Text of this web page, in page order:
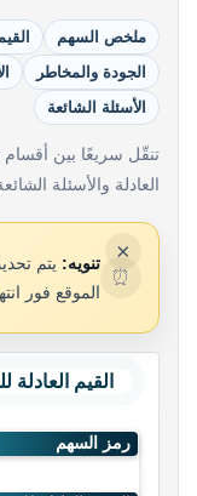
ملخص السهم
الجودة والمخاطر
الأسئلة الشائعة
تنقّل سريعًا بين أقسام
العادلة والأسئلة
×
⏰
تنويه: يتم
الموقع فور
القيم العادلة